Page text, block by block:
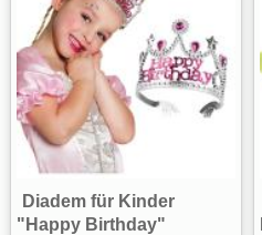
Diadem für Kinder
"Happy Birthday"